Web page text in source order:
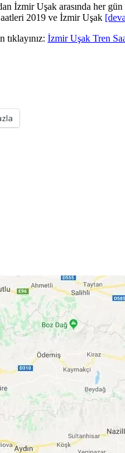
İzmir Uşak arasında her
2019 ve İzmir Uşak
İzmir Uşak Tren